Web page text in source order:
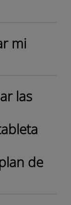
mi
las
de